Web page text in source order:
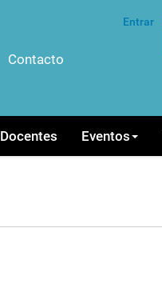
Entrar
Contacto
Docentes Eventos